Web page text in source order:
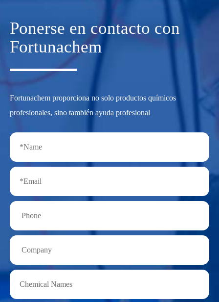
Ponerse en contacto con
Fortunachem
Fortunachem proporciona no solo productos químicos
profesionales, sino también ayuda profesional